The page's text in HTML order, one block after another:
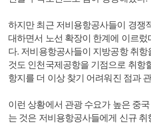
하지만 최근 저비용항공사들이 경쟁
대하면서 노선 확장이 한계에 이르렀
다. 저비용항공사들이 지방공항 취항
것도 인천국제공항을 기점으로 취항
항지를 더 이상 찾기 어려워진 점과
이런 상황에서 관광 수요가 높은 중
는 것은 저비용항공사들에게 신규 취